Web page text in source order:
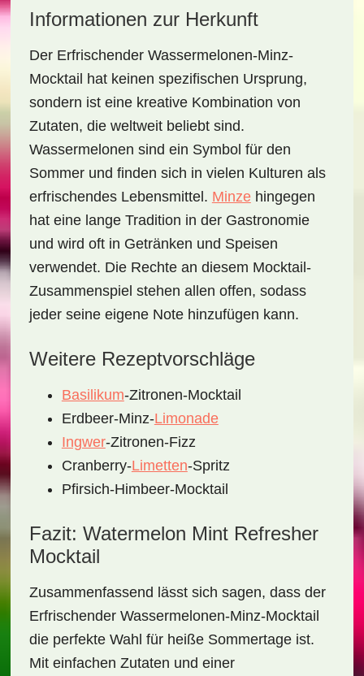
Informationen zur Herkunft
Der Erfrischender Wassermelonen-Minz-
Mocktail hat keinen spezifischen Ursprung,
sondern ist eine kreative Kombination von
Zutaten, die weltweit beliebt sind.
Wassermelonen sind ein Symbol für den
Sommer und finden sich in vielen Kulturen als
erfrischendes Lebensmittel. Minzehingegen
hat eine lange Tradition in der Gastronomie
und wird oft in Getränken und Speisen
verwendet. Die Rechte an diesem Mocktail-
Zusammenspiel stehen allen offen, sodass
jeder seine eigene Note hinzufügen kann.
Weitere Rezeptvorschläge
Basilikum-Zitronen-Mocktail
Erdbeer-Minz-Limonade
Ingwer-Zitronen-Fizz
Cranberry-Limetten-Spritz
Pfirsich-Himbeer-Mocktail
Fazit: Watermelon Mint Refresher
Mocktail
Zusammenfassend lässt sich sagen, dass der
Erfrischender Wassermelonen-Minz-Mocktail
die perfekte Wahl für heiße Sommertage ist.
Mit einfachen Zutaten und einer